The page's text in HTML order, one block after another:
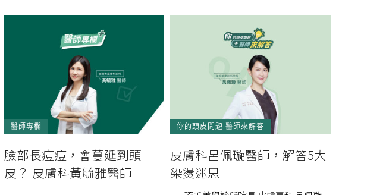
醫師專欄
臉部長痘痘，會蔓延到頭
皮？ 皮膚科黃毓雅醫師
你的頭皮問題 醫師來解答
皮膚科呂佩璇醫師，解答5大
染燙迷思